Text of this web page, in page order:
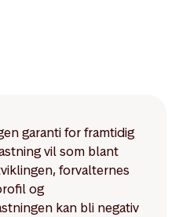
garanti for framtidig
vil som blant
forvalternes
og
kan bli negativ